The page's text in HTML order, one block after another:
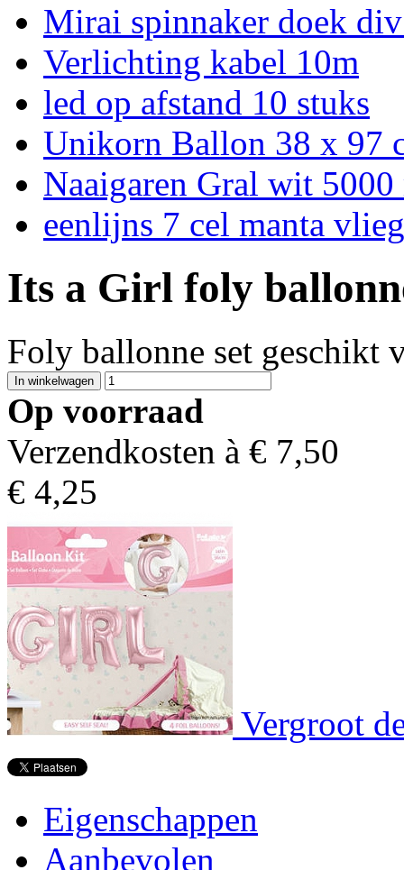
Mirai spinnaker doek
Verlichting kabel 10m
led op afstand 10 stuks
Unikorn Ballon 38 x 97
Naaigaren Gral wit 5000
eenlijns 7 cel manta
Its a Girl foly
Foly ballonne set geschikt
Op voorraad
Verzendkosten à € 7,50
€ 4,25
Vergroot
Eigenschappen
Aanbevolen